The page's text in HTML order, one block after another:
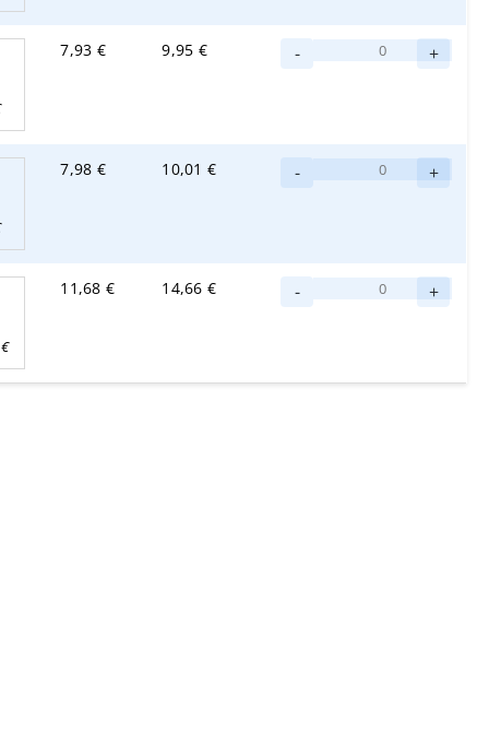
7,93 € 9,95 € - +
7,98 € 10,01 € - +
€
11,68 € 14,66 € -
Cotton
+